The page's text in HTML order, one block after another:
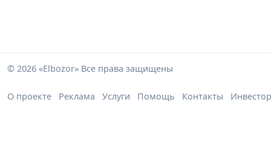
© 2026 «Elbozor» Все права защищены
О проекте Реклама Услуги Помощь Контакты